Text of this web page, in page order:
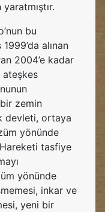
bu
alınan
2004’e kadar
ateşkes
zemin
devleti, ortaya
yönünde
tasfiye
yönünde
inkar ve
yeni bir